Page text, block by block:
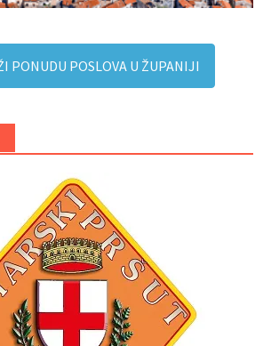
PONUDU POSLOVA U ŽUPANIJI